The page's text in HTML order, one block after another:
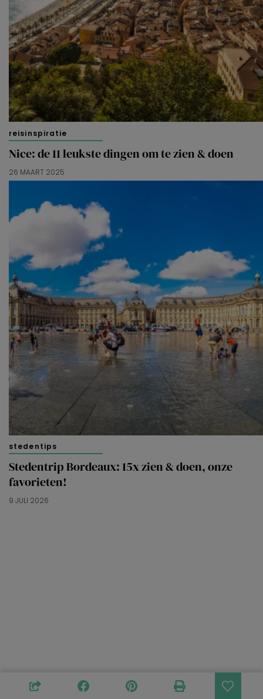
reisinspiratie
Nice: de 11 leukste dingen om te zien & doen
26 MAART 2025
stedentips
Stedentrip Bordeaux: 15x zien & doen, onze
favorieten!
9 JULI 2026